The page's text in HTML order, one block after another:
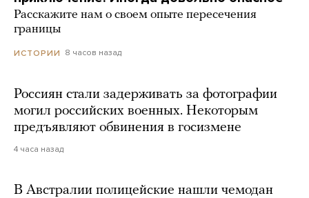
Расскажите нам о своем опыте пересечения
границы
ИСТОРИИ 8 часов назад
Россиян стали задерживать за фотографии
могил российских военных. Некоторым
предъявляют обвинения в госизмене
4 часа назад
В Австралии полицейские нашли чемодан